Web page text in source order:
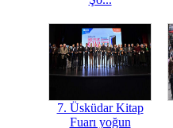
7. Üsküdar Kitap
Fuarı yoğun